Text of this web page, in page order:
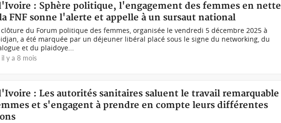
: Sphère politique, l'engagement des femmes en nette
FNF sonne l'alerte et appelle à un sursaut national
clôture du Forum politique des femmes, organisée le vendredi 5 décembre 2025 à
a été marquée par un déjeuner libéral placé sous le signe du networking, du
et du plaidoye...
il y a 8 mois
: Les autorités sanitaires saluent le travail remarquable
et s'engagent à prendre en compte leurs différentes